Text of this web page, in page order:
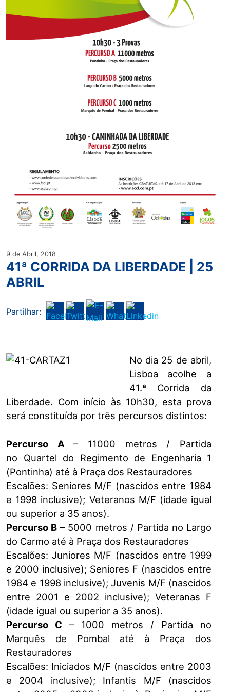
9 de Abril, 2018
41ª CORRIDA DA LIBERDADE | 25
ABRIL
Partilhar:
No dia 25 de abril,
Lisboa acolhe a
41.ª Corrida da
Liberdade. Com início às 10h30, esta prova
será constituída por três percursos distintos:
Percurso A– 11000 metros / Partida
no Quartel do Regimento de Engenharia 1
(Pontinha) até à Praça dos Restauradores
Escalões: Seniores M/F (nascidos entre 1984
e 1998 inclusive); Veteranos M/F (idade igual
ou superior a 35 anos).
Percurso B – 5000 metros / Partida no Largo
do Carmo até à Praça dos Restauradores
Escalões: Juniores M/F (nascidos entre 1999
e 2000 inclusive); Seniores F (nascidos entre
1984 e 1998 inclusive); Juvenis M/F (nascidos
entre 2001 e 2002 inclusive); Veteranas F
(idade igual ou superior a 35 anos).
Percurso C – 1000 metros / Partida no
Marquês de Pombal até à Praça dos
Restauradores
Escalões: Iniciados M/F (nascidos entre 2003
e 2004 inclusive); Infantis M/F (nascidos